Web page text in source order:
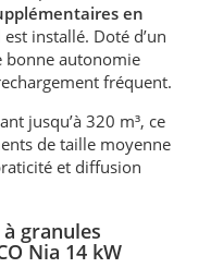
en
installé. Doté d’un
bonne autonomie
fréquent.
jusqu’à 320 m³, ce
de taille moyenne
et diffusion
granules
Nia 14 kW